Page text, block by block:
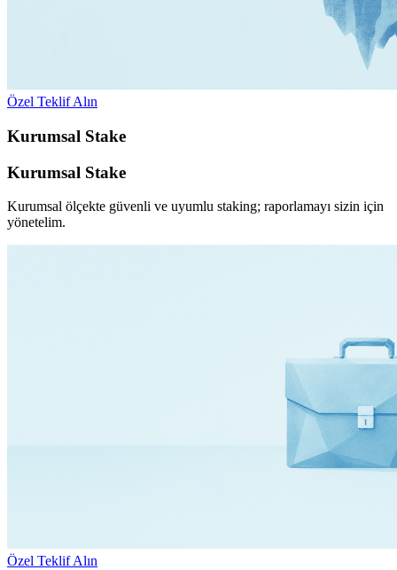
Özel Teklif Alın
Kurumsal Stake
Kurumsal Stake
Kurumsal ölçekte güvenli ve uyumlu staking; raporlamayı sizin için
yönetelim.
Özel Teklif Alın